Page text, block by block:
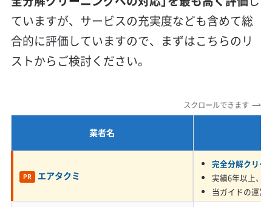
り、カビが育つのに最適な環境を作ってしまい
ます。
ない塩の粒子です。これがエアコン内部に付着
すると、「潮解性」という性質によって、空気中
の水分を勝手に吸い寄せてしまうのです。つま
り、エアコンを使っていない時でも、内部は塩
水でじっとりと濡れた状態が続いてしまいま
エコ洗剤使用
アレルギー対策
ハウスダスト除去
利便性・サービス (12)
年末年始対応
防カビ・抗菌 消臭処理 防汚コーティング
ていますが、サービスの充実度なども含めて総
合的に評価していますので、まずはこちらのリ
ストからご検討ください。
スクロールできます
業者名
PR エアタクミ
完全分解クリー
実績6年以上、
当ガイドの運営